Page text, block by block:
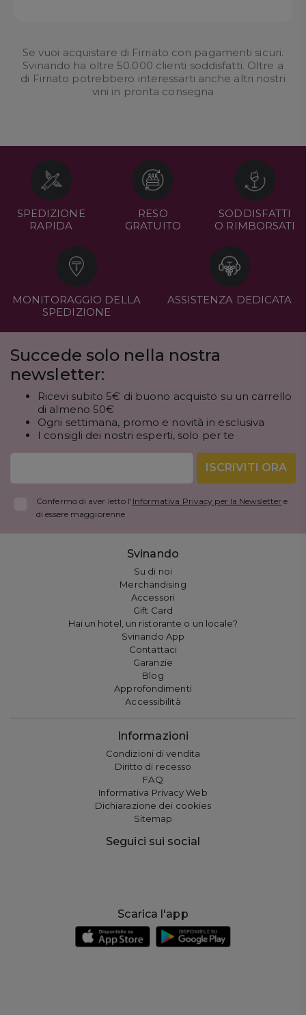
Se vuoi acquistare di Firriato con pagamenti sicuri.
Svinando ha oltre 50.000 clienti soddisfatti. Oltre a
di Firriato potrebbero interessarti anche altri nostri
vini in pronta consegna
SPEDIZIONE
RAPIDA
RESO
GRATUITO
SODDISFATTI
O RIMBORSATI
MONITORAGGIO DELLA
SPEDIZIONE
ASSISTENZA DEDICATA
Succede solo nella nostra
newsletter:
Ricevi subito 5€ di buono acquisto su un carrello
di almeno 50€
Ogni settimana, promo e novità in esclusiva
I consigli dei nostri esperti, solo per te
ISCRIVITI ORA
Confermo di aver letto l' Informativa Privacy per la Newsletter e
di essere maggiorenne
Svinando
Su di noi
Merchandising
Accessori
Gift Card
Hai un hotel, un ristorante o un locale?
Svinando App
Contattaci
Garanzie
Blog
Approfondimenti
Accessibilità
Informazioni
Condizioni di vendita
Diritto di recesso
FAQ
Informativa Privacy Web
Dichiarazione dei cookies
Sitemap
Seguici sui social
Scarica l'app